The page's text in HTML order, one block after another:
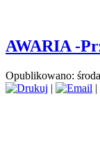
AWARIA -
Opublikowano:
|